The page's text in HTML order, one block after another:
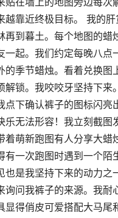
越靠近终极目标。 我的肝
再到暮土。每个地图的蜡
一起。我们约定每晚八点
的季节蜡烛。看着兑换图
解锁。我咬咬牙坚持下来
点下确认裤子的图标闪亮
无法形容！我立刻截图
着萌新跑图有人分享大蜡
有一次跑图时遇到一个陌
是我坚持下来的动力之
询问我裤子的来源。我耐
得俏皮可爱搭配大马尾